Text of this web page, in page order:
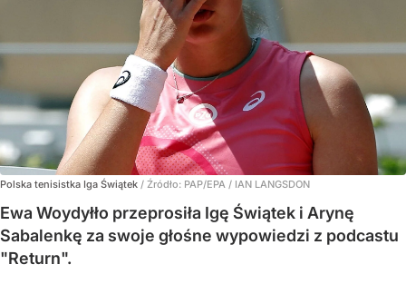
Polska tenisistka Iga Świątek / Źródło: PAP/EPA / IAN LANGSDON
Ewa Woydyłło przeprosiła Igę Świątek i Arynę
Sabalenkę za swoje głośne wypowiedzi z podcastu
"Return".